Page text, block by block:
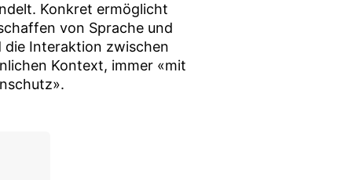
Konkret ermöglicht
von Sprache und
die Interaktion zwischen
Kontext, immer «mit